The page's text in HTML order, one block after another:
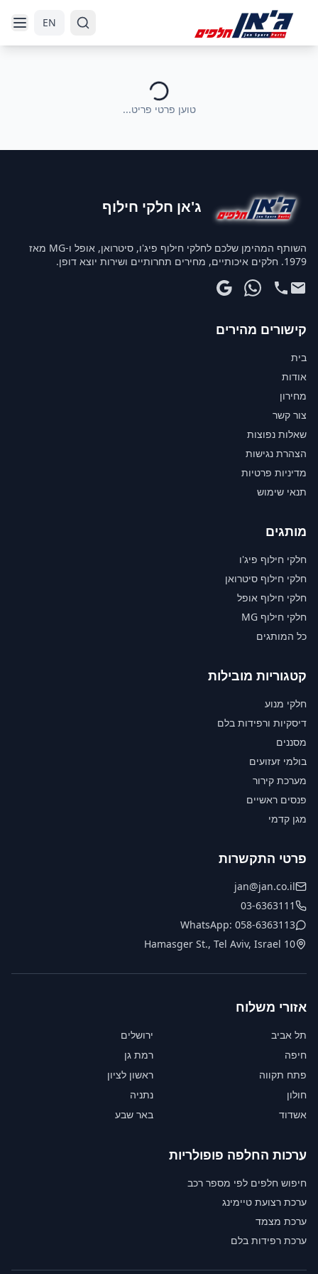
EN
טוען פרטי פריט...
ג'אן חלקי חילוף
השותף המהימן שלכם לחלקי חילוף פיג'ו, סיטרואן, אופל ו-MG מאז
1979. חלקים איכותיים, מחירים תחרותיים ושירות יוצא דופן.
קישורים מהירים
בית
אודות
מחירון
צור קשר
שאלות נפוצות
הצהרת נגישות
מדיניות פרטיות
תנאי שימוש
מותגים
חלקי חילוף פיג'ו
חלקי חילוף סיטרואן
חלקי חילוף אופל
חלקי חילוף MG
כל המותגים
קטגוריות מובילות
חלקי מנוע
דיסקיות ורפידות בלם
מסננים
בולמי זעזועים
מערכת קירור
פנסים ראשיים
מגן קדמי
פרטי התקשרות
jan@jan.co.il
03-6363111
WhatsApp: 058-6363113
10 Hamasger St., Tel Aviv, Israel
אזורי משלוח
תל אביב
ירושלים
חיפה
רמת גן
פתח תקווה
ראשון לציון
חולון
נתניה
אשדוד
באר שבע
ערכות החלפה פופולריות
חיפוש חלפים לפי מספר רכב
ערכת רצועת טיימינג
ערכת מצמד
ערכת רפידות בלם